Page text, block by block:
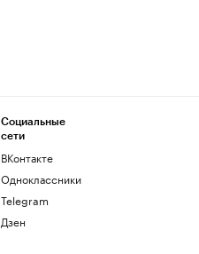
Социальные
сети
ВКонтакте
Одноклассники
Telegram
Дзен